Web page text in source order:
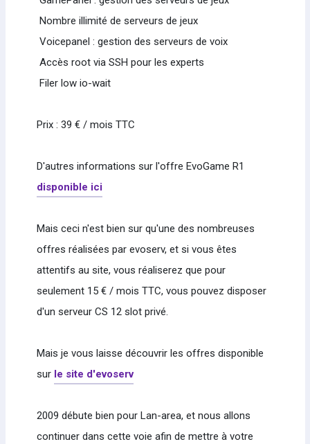
Nombre illimité de serveurs de jeux
Voicepanel : gestion des serveurs de voix
Accès root via SSH pour les experts
Filer low io-wait
Prix : 39 € / mois TTC
D'autres informations sur l'offre EvoGame R1
disponible ici
Mais ceci n'est bien sur qu'une des nombreuses
offres réalisées par evoserv, et si vous êtes
attentifs au site, vous réaliserez que pour
seulement 15 € / mois TTC, vous pouvez disposer
d'un serveur CS 12 slot privé.
Mais je vous laisse découvrir les offres disponible
sur le site d'evoserv
2009 débute bien pour Lan-area, et nous allons
continuer dans cette voie afin de mettre à votre